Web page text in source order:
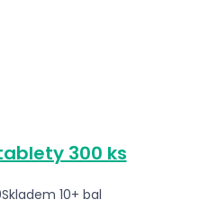
300 ks
Skladem 10+ bal